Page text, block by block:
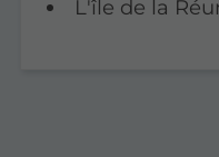
L'île de la